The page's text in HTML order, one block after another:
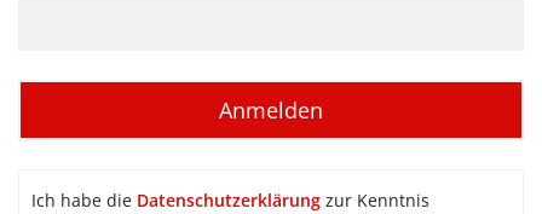
Ich habe die Datenschutzerklärung zur Kenntnis